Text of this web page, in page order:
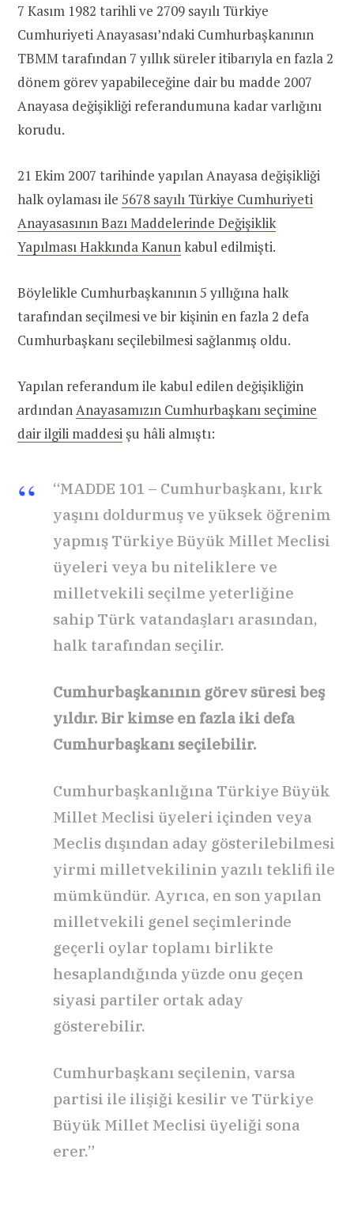
7 Kasım 1982 tarihli ve 2709 sayılı Türkiye
Cumhuriyeti Anayasası’ndaki Cumhurbaşkanının
TBMM tarafından 7 yıllık süreler itibarıyla en fazla 2
dönem görev yapabileceğine dair bu madde 2007
Anayasa değişikliği referandumuna kadar varlığını
korudu.
21 Ekim 2007 tarihinde yapılan Anayasa değişikliği
halk oylaması ile 5678 sayılı Türkiye Cumhuriyeti
Anayasasının Bazı Maddelerinde Değişiklik
Yapılması Hakkında Kanunkabul edilmişti.
Böylelikle Cumhurbaşkanının 5 yıllığına halk
tarafından seçilmesi ve bir kişinin en fazla 2 defa
Cumhurbaşkanı seçilebilmesi sağlanmış oldu.
Yapılan referandum ile kabul edilen değişikliğin
ardındanAnayasamızın Cumhurbaşkanı seçimine
dair ilgili maddesişu hâli almıştı:
“MADDE 101 – Cumhurbaşkanı, kırk
yaşını doldurmuş ve yüksek öğrenim
yapmış Türkiye Büyük Millet Meclisi
üyeleri veya bu niteliklere ve
milletvekili seçilme yeterliğine
sahip Türk vatandaşları arasından,
halk tarafından seçilir.
Cumhurbaşkanının görev süresi beş
yıldır. Bir kimse en fazla iki defa
Cumhurbaşkanı seçilebilir.
Cumhurbaşkanlığına Türkiye Büyük
Millet Meclisi üyeleri içinden veya
Meclis dışından aday gösterilebilmesi
yirmi milletvekilinin yazılı teklifi ile
mümkündür. Ayrıca, en son yapılan
milletvekili genel seçimlerinde
geçerli oylar toplamı birlikte
hesaplandığında yüzde onu geçen
siyasi partiler ortak aday
gösterebilir.
Cumhurbaşkanı seçilenin, varsa
partisi ile ilişiği kesilir ve Türkiye
Büyük Millet Meclisi üyeliği sona
erer.”